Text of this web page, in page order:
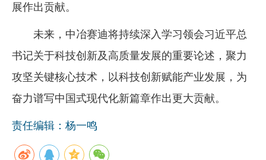
展作出贡献。
未来，中冶赛迪将持续深入学习领会习近平总
书记关于科技创新及高质量发展的重要论述，聚力
攻坚关键核心技术，以科技创新赋能产业发展，为
奋力谱写中国式现代化新篇章作出更大贡献。
责任编辑：杨一鸣